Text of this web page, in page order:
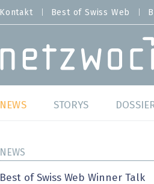
Kontakt Best of Swiss Web
MAIN NAVIGATION
NEWS STORYS
NEWS
Best of Swiss Web Winner Talk